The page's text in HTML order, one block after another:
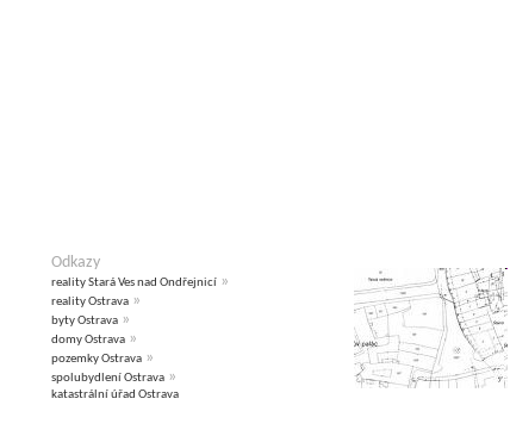
Odkazy
reality Stará Ves nad Ondřejnicí »
reality Ostrava »
byty Ostrava »
domy Ostrava »
pozemky Ostrava »
spolubydlení Ostrava »
katastrální úřad Ostrava